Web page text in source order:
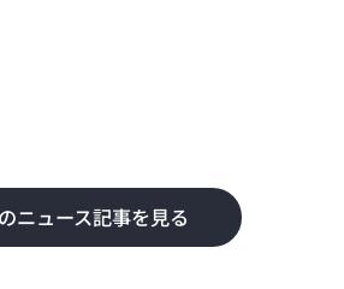
ニュース記事を見る